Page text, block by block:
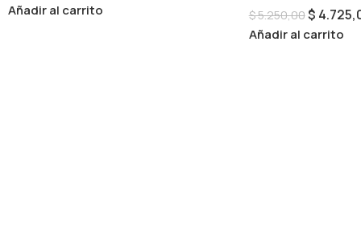
Añadir al carrito $5.250,00$
Añadir al carrito